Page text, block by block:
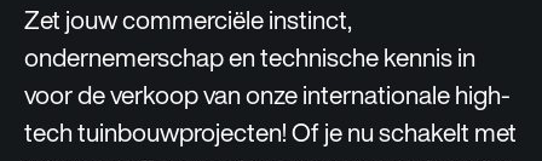
Zet jouw commerciële instinct,
ondernemerschap en technische kennis in
voor de verkoop van onze internationale high-
tech tuinbouwprojecten! Of je nu schakelt met